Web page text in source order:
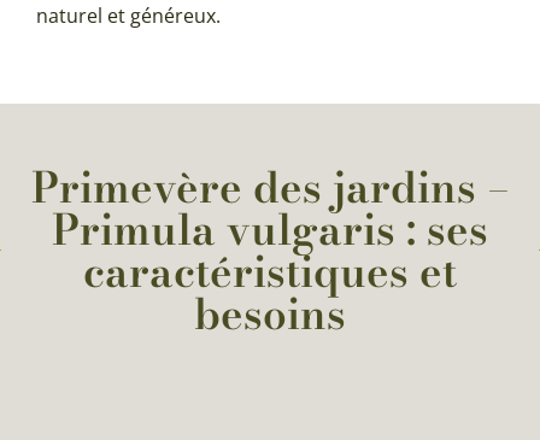
naturel et généreux.
Primevère des jardins –
Primula vulgaris : ses
caractéristiques et
besoins